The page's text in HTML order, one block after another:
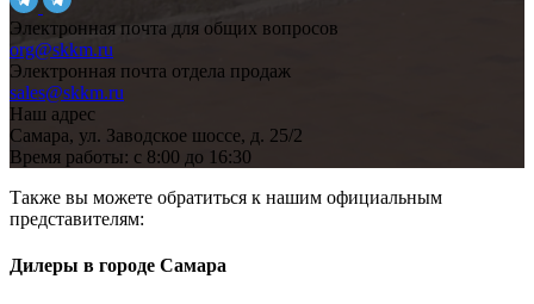
Электронная почта для общих вопросов
org@skkm.ru
Электронная почта отдела продаж
sales@skkm.ru
Наш адрес
Самара, ул. Заводское шоссе, д. 25/2
Время работы: с 8:00 до 16:30
Также вы можете обратиться к нашим официальным
представителям:
Дилеры в городе Самара